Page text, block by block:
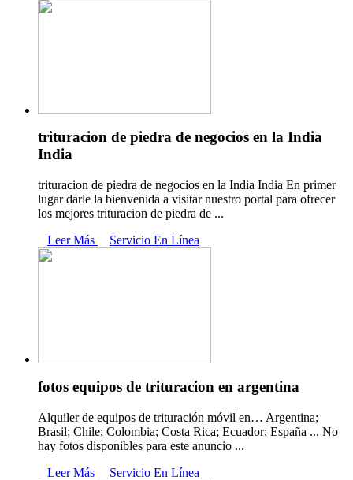
trituracion de piedra de negocios en la India
India
trituracion de piedra de negocios en la India India En primer
lugar darle la bienvenida a visitar nuestro portal para ofrecer
los mejores trituracion de piedra de ...
Leer Más
Servicio En Línea
fotos equipos de trituracion en argentina
Alquiler de equipos de trituración móvil en… Argentina;
Brasil; Chile; Colombia; Costa Rica; Ecuador; España ... No
hay fotos disponibles para este anuncio ...
Leer Más
Servicio En Línea